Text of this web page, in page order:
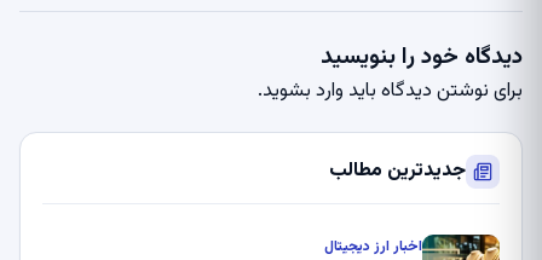
دیدگاه خود را بنویسید
برای نوشتن دیدگاه باید وارد بشوید.
جدیدترین مطالب
اخبار ارز دیجیتال